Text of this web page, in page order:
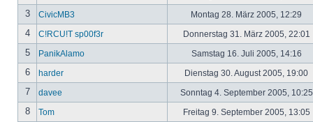
3 CivicMB3 Montag 28. März 2005, 12:29
4 C!RCU!T sp00f3r Donnerstag 31. März 2005, 22:01
5 PanikAlamo Samstag 16. Juli 2005, 14:16
6 harder Dienstag 30. August 2005, 19:00
7 davee Sonntag 4. September 2005,
8 Tom Freitag 9. September 2005, 13:05